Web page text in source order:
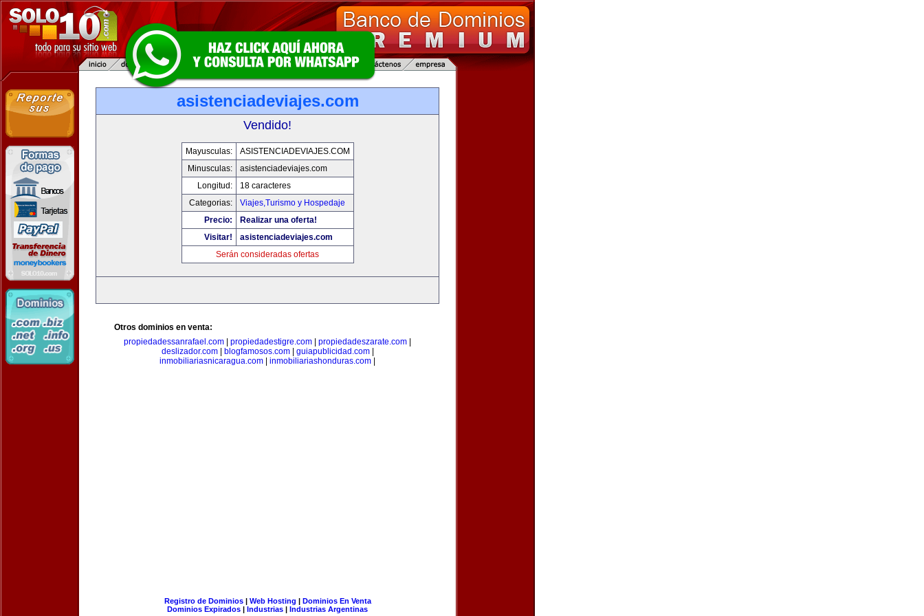
asistenciadeviajes.com
Vendido!
Mayusculas:
ASISTENCIADEVIAJES.COM
Minusculas:
asistenciadeviajes.com
Longitud:
18 caracteres
Categorias:
Viajes,Turismo y Hospedaje
Precio:
Realizar una oferta!
Visitar!
asistenciadeviajes.com
Serán consideradas ofertas
Otros dominios en venta:
propiedadessanrafael.com
propiedadestigre.com propiedadeszarate.com
deslizador.com| blogfamosos.com| guiapublicidad.com|
inmobiliariasnicaragua.com
inmobiliariashonduras.com
Registro de Dominios| Web Hosting | Dominios En Venta
Dominios Expirados | Industrias | Industrias Argentinas